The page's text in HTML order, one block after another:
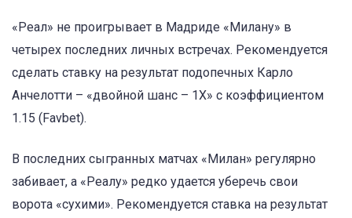
«Реал» не проигрывает в Мадриде «Милану» в
четырех последних личных встречах. Рекомендуется
сделать ставку на результат подопечных Карло
Анчелотти – «двойной шанс – 1X» с коэффициентом
1.15 (Favbet).
В последних сыгранных матчах «Милан» регулярно
забивает, а «Реалу» редко удается уберечь свои
ворота «сухими». Рекомендуется ставка на результат